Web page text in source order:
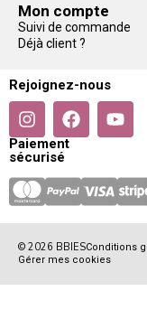
Mon compte
Suivi de commande
Déjà client ?
Rejoignez-nous
Paiement
sécurisé
© 2026 BBIESConditions
Gérer mes cookies